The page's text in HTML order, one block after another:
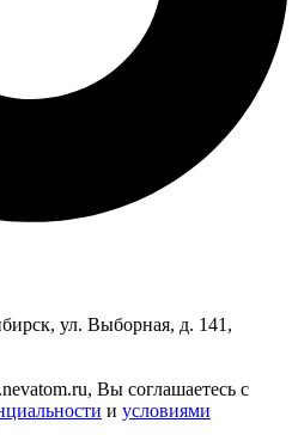
ул. Выборная, д. 141,
Вы соглашаетесь с
и условиями